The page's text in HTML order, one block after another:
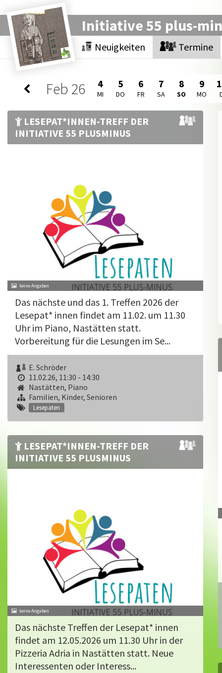
Initiative 55 plus-
Neuigkeiten Termine
Feb 26 4
MI
5
DO
6
FR
7
SA
8
SO
9
MO
LESEPAT*INNEN-TREFF DER
INITIATIVE 55 PLUSMINUS
Das nächste und das 1. Treffen 2026 der
Lesepat* innen findet am 11.02. um 11.30
Uhr im Piano, Nastätten statt.
Vorbereitung für die Lesungen im Se...
E. Schröder
11.02.26, 11:30 - 14:30
Nastätten, Piano
Familien, Kinder, Senioren
Lesepaten
LESEPAT*INNEN-TREFF DER
INITIATIVE 55 PLUSMINUS
Das nächste Treffen der Lesepat* innen
findet am 12.05.2026 um 11.30 Uhr in der
Pizzeria Adria in Nastätten statt. Neue
Interessenten oder Interess...